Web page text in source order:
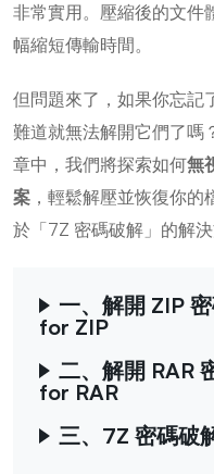
非常實用。壓縮後的文件
幅縮短傳輸時間。
但問題來了，如果你忘記
難道就無法解開它們了嗎
章中，我們將探索如何無
案 ，輕鬆解壓並恢復你
於「7Z 密碼破解」的解決
一、解開 ZIP
for ZIP
二、解開 RAR
for RAR
三、7Z 密碼破